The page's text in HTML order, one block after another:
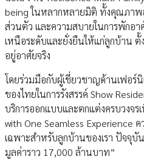
being ในหลากหลายมิติ ทั้งคุณภาพ
ส่วนตัว และความสบายในการพักอา
เหนือระดับและยั่งยืนให้แก่ลูกบ้าน ตั้
อยู่อาศัยจริง
โดยร่วมมือกับผู้เชี่ยวชาญด้านเฟอร์
ของไทยในการรังสรรค์ Show
บริการออกแบบและตกแต่งครบวงจ
with One Seamless Experience
เฉพาะสำหรับลูกบ้านของเรา ปัจจุ
มูลค่าราว 17,000 ล้านบาท”